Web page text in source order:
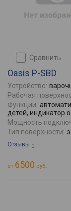
сравнить
Oasis P-SBD
Устройство:
Рабочая
Функции:
детей, индикатор
Мощность
Тип поверхности:
Отзывы 0
от 6500 руб.